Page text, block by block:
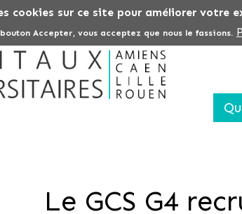
cookies sur ce site pour améliorer votre
Accepter, vous acceptez que nous le fassions.
Vous
Le GCS G4